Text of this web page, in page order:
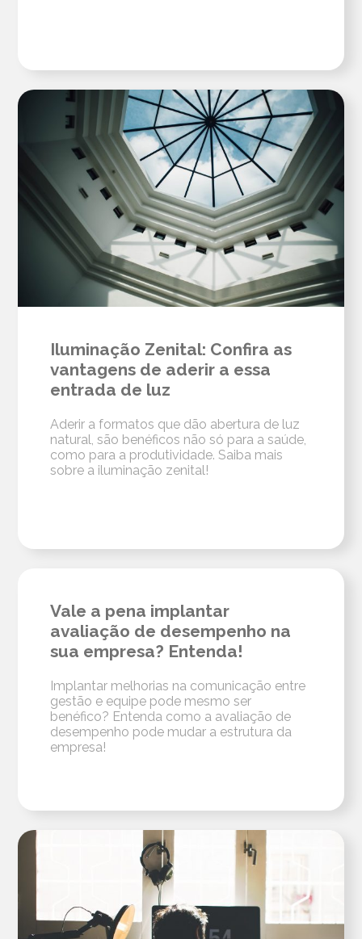
Iluminação Zenital: Confira as
vantagens de aderir a essa
entrada de luz
Aderir a formatos que dão abertura de luz
natural, são benéficos não só para a saúde,
como para a produtividade. Saiba mais
sobre a iluminação zenital!
Vale a pena implantar
avaliação de desempenho na
sua empresa? Entenda!
Implantar melhorias na comunicação entre
gestão e equipe pode mesmo ser
benéfico? Entenda como a avaliação de
desempenho pode mudar a estrutura da
empresa!